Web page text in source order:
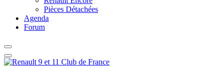
Pièces Détachées
Agenda
Forum